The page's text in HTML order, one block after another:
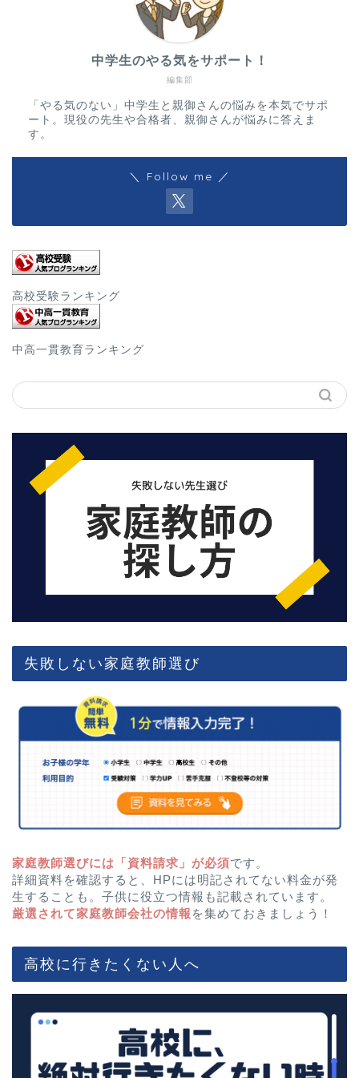
編集部
中学生のやる気をサポート！
「やる気のない」中学生と親御さんの悩みを本気でサポ
ート。現役の先生や合格者、親御さんが悩みに答えま
す。
＼ Follow me ／
高校受験ランキング
中高一貫教育ランキング
失敗しない家庭教師選び
家庭教師選びには「資料請求」が必須です。
詳細資料を確認すると、HPには明記されてない料金が発
生することも。子供に役立つ情報も記載されています。
厳選されて家庭教師会社の情報 を集めておきましょう！
高校に行きたくない人へ